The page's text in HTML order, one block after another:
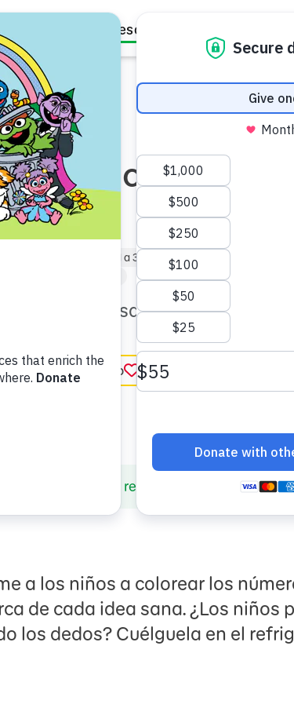
Family Resources
hacia un día
Niño pequeño (de 1 a 3 años)
de pautas sanas para cada día.
Agregar favorito
Cuentra regresiva hacia un día
a los niños a colorear los
de cada idea sana. ¿Los niños
los dedos? Cuélguela en el